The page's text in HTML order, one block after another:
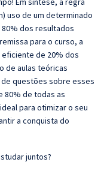
uso de um determinado
dos resultados
para o curso, a
de 20% dos
de aulas teóricas
questões sobre esses
80% de todas as
para otimizar o seu
a conquista do
juntos?